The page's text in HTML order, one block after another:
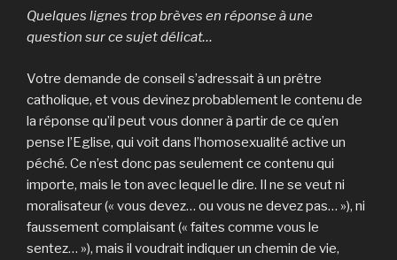
Quelques lignes trop brèves en réponse à une
question sur ce sujet délicat…
Votre demande de conseil s’adressait à un prêtre
catholique, et vous devinez probablement le contenu de
la réponse qu’il peut vous donner à partir de ce qu’en
pense l’Eglise, qui voit dans l’homosexualité active un
péché. Ce n’est donc pas seulement ce contenu qui
importe, mais le ton avec lequel le dire. Il ne se veut ni
moralisateur (« vous devez… ou vous ne devez pas… »), ni
faussement complaisant (« faites comme vous le
sentez… »), mais il voudrait indiquer un chemin de vie,